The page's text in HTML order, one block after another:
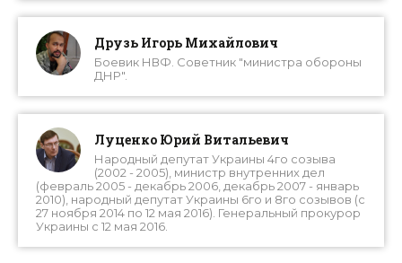
Друзь Игорь Михайлович
Боевик НВФ. Советник "министра обороны
ДНР".
Луценко Юрий Витальевич
Народный депутат Украины 4го созыва
(2002 - 2005), министр внутренних дел
(февраль 2005 - декабрь 2006, декабрь 2007 - январь
2010), народный депутат Украины 6го и 8го созывов (с
27 ноября 2014 по 12 мая 2016). Генеральный прокурор
Украины с 12 мая 2016.